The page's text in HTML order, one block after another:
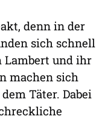
denn in der
sich schnell
Lambert und ihr
machen sich
Täter. Dabei